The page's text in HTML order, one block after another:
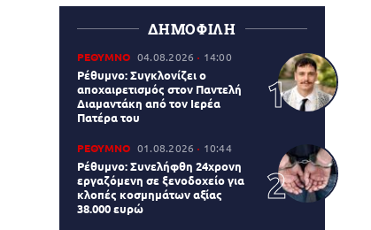
ΔΗΜΟΦΙΛΗ
ΡΕΘΥΜΝΟ 04.08.2026 14:00
Ρέθυμνο: Συγκλονίζει ο
αποχαιρετισμός στον Παντελή
Διαμαντάκη από τον Ιερέα
Πατέρα του
ΡΕΘΥΜΝΟ 01.08.2026 10:44
Ρέθυμνο: Συνελήφθη 24χρονη
εργαζόμενη σε ξενοδοχείο για
κλοπές κοσμημάτων αξίας
38.000 ευρώ